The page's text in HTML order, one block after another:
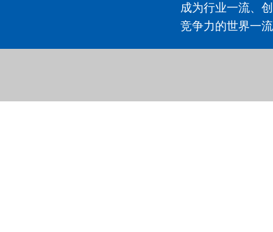
成为行业一流、
竞争力的世界一